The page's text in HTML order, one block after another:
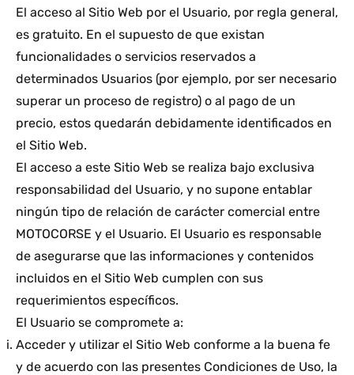
El acceso al Sitio Web por el Usuario, por regla general,
es gratuito. En el supuesto de que existan
funcionalidades o servicios reservados a
determinados Usuarios (por ejemplo, por ser necesario
superar un proceso de registro) o al pago de un
precio, estos quedarán debidamente identificados en
el Sitio Web.
El acceso a este Sitio Web se realiza bajo exclusiva
responsabilidad del Usuario, y no supone entablar
ningún tipo de relación de carácter comercial entre
MOTOCORSE y el Usuario. El Usuario es responsable
de asegurarse que las informaciones y contenidos
incluidos en el Sitio Web cumplen con sus
requerimientos específicos.
El Usuario se compromete a:
Acceder y utilizar el Sitio Web conforme a la buena fe
y de acuerdo con las presentes Condiciones de Uso, la